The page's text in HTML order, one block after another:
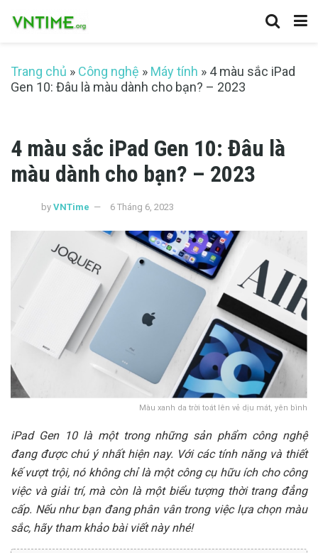
Trang chủ » Công nghệ » Máy tính » 4 màu sắc iPad
Gen 10: Đâu là màu dành cho bạn? – 2023
4 màu sắc iPad Gen 10: Đâu là
màu dành cho bạn? – 2023
by VNTime 6 Tháng 6, 2023
Màu xanh da trời toát lên vẻ dịu mát, yên bình
iPad Gen 10 là một trong những sản phẩm công nghệ
đang được chú ý nhất hiện nay. Với các tính năng và thiết
kế vượt trội, nó không chỉ là một công cụ hữu ích cho công
việc và giải trí, mà còn là một biểu tượng thời trang đẳng
cấp. Nếu như bạn đang phân vân trong việc lựa chọn màu
sắc, hãy tham khảo bài viết này nhé!